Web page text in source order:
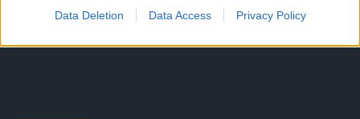
Data Deletion Data Access Privacy Policy